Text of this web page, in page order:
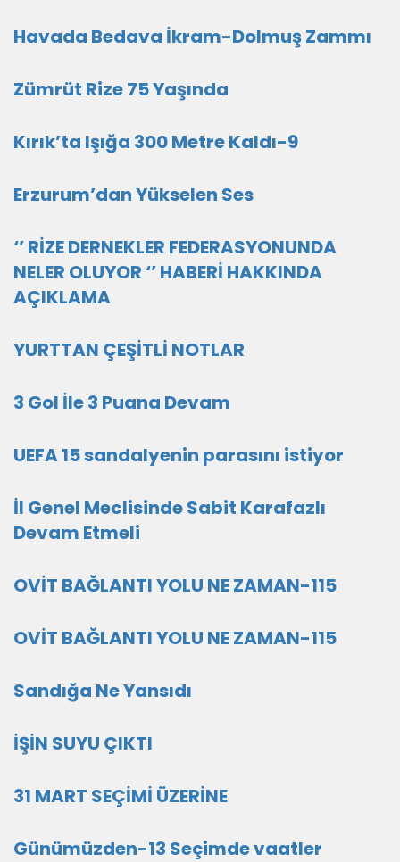
Havada Bedava İkram-Dolmuş Zammı
Zümrüt Rize 75 Yaşında
Kırık’ta Işığa 300 Metre Kaldı-9
Erzurum’dan Yükselen Ses
‘’ RİZE DERNEKLER FEDERASYONUNDA
NELER OLUYOR ‘’ HABERİ HAKKINDA
AÇIKLAMA
YURTTAN ÇEŞİTLİ NOTLAR
3 Gol İle 3 Puana Devam
UEFA 15 sandalyenin parasını istiyor
İl Genel Meclisinde Sabit Karafazlı
Devam Etmeli
OVİT BAĞLANTI YOLU NE ZAMAN-115
OVİT BAĞLANTI YOLU NE ZAMAN-115
Sandığa Ne Yansıdı
İŞİN SUYU ÇIKTI
31 MART SEÇİMİ ÜZERİNE
Günümüzden-13 Seçimde vaatler